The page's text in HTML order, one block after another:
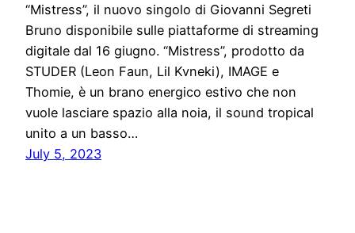
“Mistress”, il nuovo singolo di Giovanni Segreti
Bruno disponibile sulle piattaforme di streaming
digitale dal 16 giugno. “Mistress”, prodotto da
STUDER (Leon Faun, Lil Kvneki), IMAGE e
Thomie, è un brano energico estivo che non
vuole lasciare spazio alla noia, il sound tropical
unito a un basso…
July 5, 2023